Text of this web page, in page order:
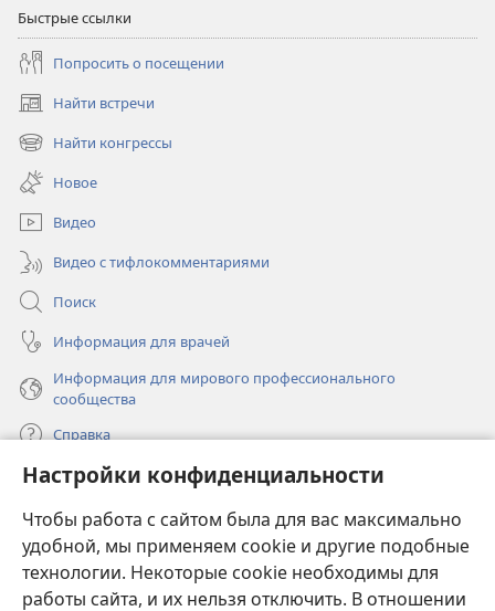
Настройки конфиденциальности
Чтобы работа с сайтом была для вас максимально
удобной, мы применяем cookie и другие подобные
технологии. Некоторые cookie необходимы для
работы сайта, и их нельзя отключить. В отношении
Быстрые ссылки
Попросить о посещении
Найти встречи
(открывается
в
новом
окне)
Найти конгрессы
(открывается
новом
окне)
Новое
Видео
Видео с тифлокомментариями
Поиск
Информация для врачей
Информация для мирового профессионального
сообщества
Справка
Пожертвования
в
новом
окне)
ОНЛАЙН-БИБЛИОТЕКА Сторожевой башни
(открывается
новомJW Hub®